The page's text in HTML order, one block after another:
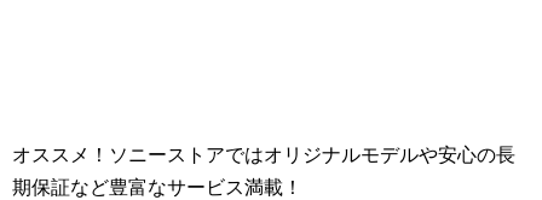
オススメ！ソニーストアではオリジナルモデルや安心の長
期保証など豊富なサービス満載！